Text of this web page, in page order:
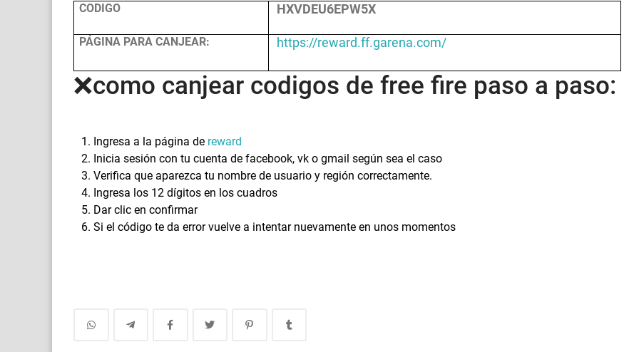
CODIGO HXVDEU6EPW5X
PÁGINA PARA CANJEAR: https://reward.ff.garena.com/
❌como canjear codigos de free fire paso a paso:
Ingresa a la página de reward
Inicia sesión con tu cuenta de facebook, vk o gmail según sea el caso
Verifica que aparezca tu nombre de usuario y región correctamente.
Ingresa los 12 dígitos en los cuadros
Dar clic en confirmar
Si el código te da error vuelve a intentar nuevamente en unos momentos